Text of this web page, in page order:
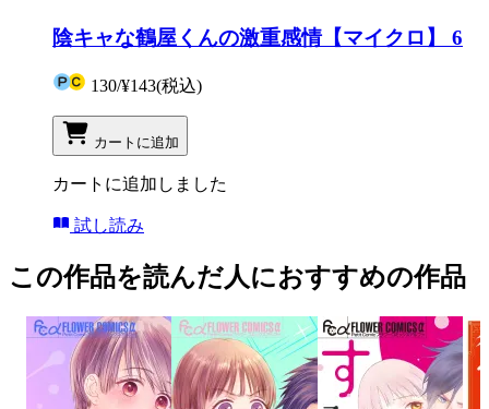
陰キャな鶴屋くんの激重感情【マイクロ】 6
130/¥143(税込)
カートに追加
カートに追加しました
試し読み
この作品を読んだ人におすすめの作品